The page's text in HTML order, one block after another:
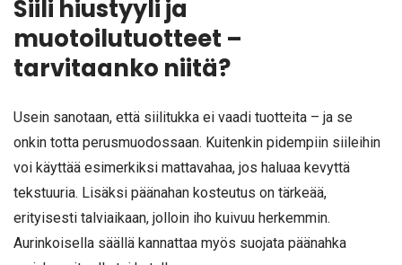
Siili hiustyyli ja
muotoilutuotteet –
tarvitaanko niitä?
Usein sanotaan, että siilitukka ei vaadi tuotteita – ja se
onkin totta perusmuodossaan. Kuitenkin pidempiin siileihin
voi käyttää esimerkiksi mattavahaa, jos haluaa kevyttä
tekstuuria. Lisäksi päänahan kosteutus on tärkeää,
erityisesti talviaikaan, jolloin iho kuivuu herkemmin.
Aurinkoisella säällä kannattaa myös suojata päänahka